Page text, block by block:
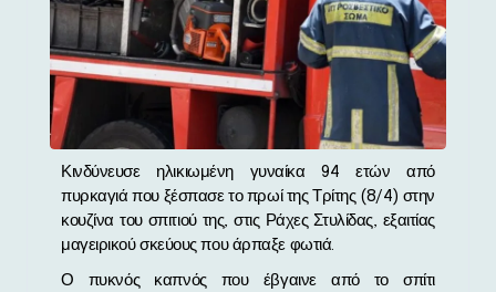
Κινδύνευσε ηλικιωμένη γυναίκα 94 ετών από
πυρκαγιά που ξέσπασε το πρωί της Τρίτης (8/4) στην
κουζίνα του σπιτιού της, στις Ράχες Στυλίδας, εξαιτίας
μαγειρικού σκεύους που άρπαξε φωτιά.
Ο πυκνός καπνός που έβγαινε από το σπίτι